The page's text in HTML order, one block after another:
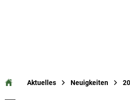
Aktuelles Neuigkeiten